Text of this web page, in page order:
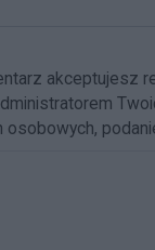
akceptujesz
osobowych,